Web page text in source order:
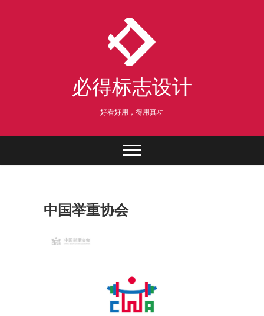
必得标志设计
好看好用，得用真功
中国举重协会